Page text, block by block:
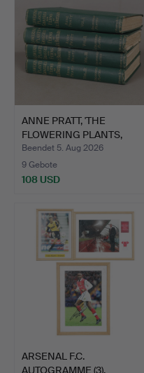
ANNE PRATT, 'THE
FLOWERING PLANTS,
GRASSES…
Beendet 5. Aug 2026
9 Gebote
108 USD
ARSENAL F.C.
AUTOGRAMME (3).